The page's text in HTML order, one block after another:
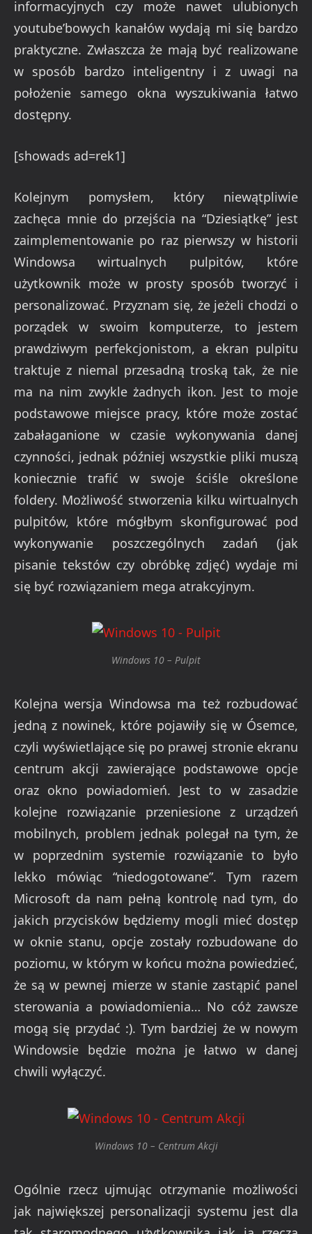
informacyjnych czy może nawet ulubionych
youtube’bowych kanałów wydają mi się bardzo
praktyczne. Zwłaszcza że mają być realizowane
w sposób bardzo inteligentny i z uwagi na
położenie samego okna wyszukiwania łatwo
dostępny.
[showads ad=rek1]
Kolejnym pomysłem, który niewątpliwie
zachęca mnie do przejścia na “Dziesiątkę” jest
zaimplementowanie po raz pierwszy w historii
Windowsa wirtualnych pulpitów, które
użytkownik może w prosty sposób tworzyć i
personalizować. Przyznam się, że jeżeli chodzi o
porządek w swoim komputerze, to jestem
prawdziwym perfekcjonistom, a ekran pulpitu
traktuje z niemal przesadną troską tak, że nie
ma na nim zwykle żadnych ikon. Jest to moje
podstawowe miejsce pracy, które może zostać
zabałaganione w czasie wykonywania danej
czynności, jednak później wszystkie pliki muszą
koniecznie trafić w swoje ściśle określone
foldery. Możliwość stworzenia kilku wirtualnych
pulpitów, które mógłbym skonfigurować pod
wykonywanie poszczególnych zadań (jak
pisanie tekstów czy obróbkę zdjęć) wydaje mi
się być rozwiązaniem mega atrakcyjnym.
Windows 10 – Pulpit
Kolejna wersja Windowsa ma też rozbudować
jedną z nowinek, które pojawiły się w Ósemce,
czyli wyświetlające się po prawej stronie ekranu
centrum akcji zawierające podstawowe opcje
oraz okno powiadomień. Jest to w zasadzie
kolejne rozwiązanie przeniesione z urządzeń
mobilnych, problem jednak polegał na tym, że
w poprzednim systemie rozwiązanie to było
lekko mówiąc “niedogotowane”. Tym razem
Microsoft da nam pełną kontrolę nad tym, do
jakich przycisków będziemy mogli mieć dostęp
w oknie stanu, opcje zostały rozbudowane do
poziomu, w którym w końcu można powiedzieć,
że są w pewnej mierze w stanie zastąpić panel
sterowania a powiadomienia… No cóż zawsze
mogą się przydać :). Tym bardziej że w nowym
Windowsie będzie można je łatwo w danej
chwili wyłączyć.
Windows 10 – Centrum Akcji
Ogólnie rzecz ujmując otrzymanie możliwości
jak największej personalizacji systemu jest dla